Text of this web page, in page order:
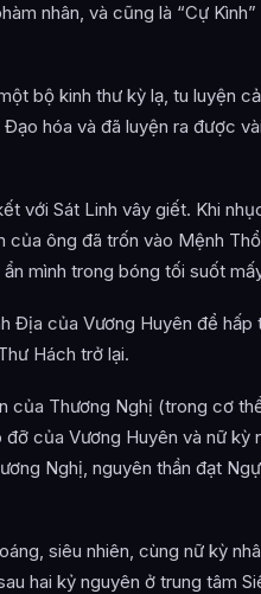
nhân, và cũng là “Cự
bộ kinh thư kỳ lạ, tu luyện
hóa và đã luyện ra được
với Sát Linh vây giết. Khi
của ông đã trốn vào Mệnh
mình trong bóng tối suốt
Địa của Vương Huyên để hấp
Hách trở lại.
của Thương Nghị (trong cơ
của Vương Huyên và nữ kỳ
Nghị, nguyên thần đạt
siêu nhiên, cùng nữ kỳ
hai kỷ nguyên ở trung tâm